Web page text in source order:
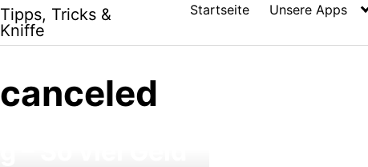
Tipps, Tricks &
Kniffe
Startseite Unsere Apps
canceled